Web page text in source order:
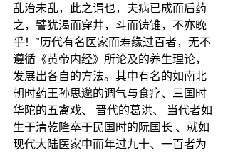
乱治未乱，此之谓也，夫病已成而后药
之，譬犹渴而穿井，斗而铸锥，不亦晚
乎！”历代有名医家而寿缘过百者，无不
遵循《黄帝内经》所论及的养生理论，
发展出各自的方法。其中有名的如南北
朝时药王孙思邈的调气与食疗、三国时
华陀的五禽戏、 晋代的葛洪、 当代者如
生于清乾隆卒于民国时的阮国长 、就如
现代大陆医家中而年过九十、一百者为